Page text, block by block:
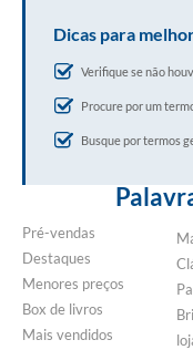
Dicas para
Verifique se não
Procure por um
Busque por termos
Pré-vendas
Destaques
Menores preços
Box de livros
Mais vendidos